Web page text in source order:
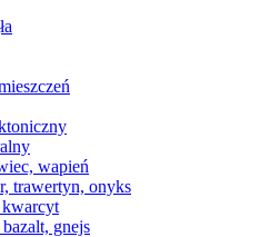
wapień
trawertyn, onyks
gnejs